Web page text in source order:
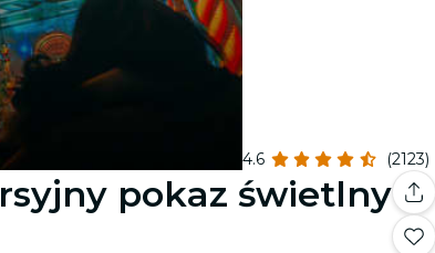
4.6 (2123)
pokaz świetlny